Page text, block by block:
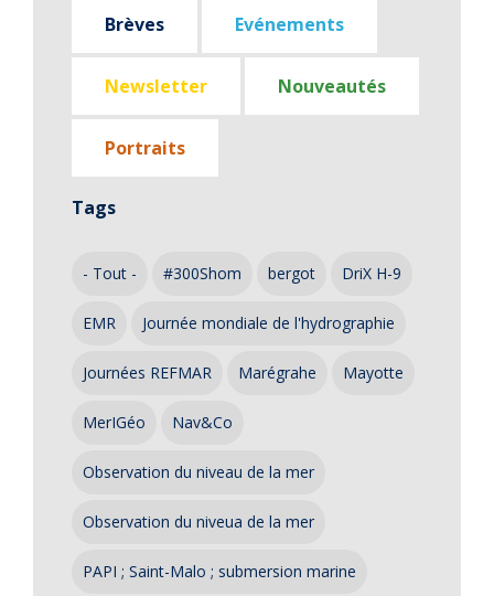
Brèves Evénements
Newsletter Nouveautés
Portraits
Tags
- Tout - #300Shom bergot DriX H-9
EMR Journée mondiale de l'hydrographie
Journées REFMAR Marégrahe Mayotte
MerIGéo Nav&Co
Observation du niveau de la mer
Observation du niveua de la mer
PAPI ; Saint-Malo ; submersion marine